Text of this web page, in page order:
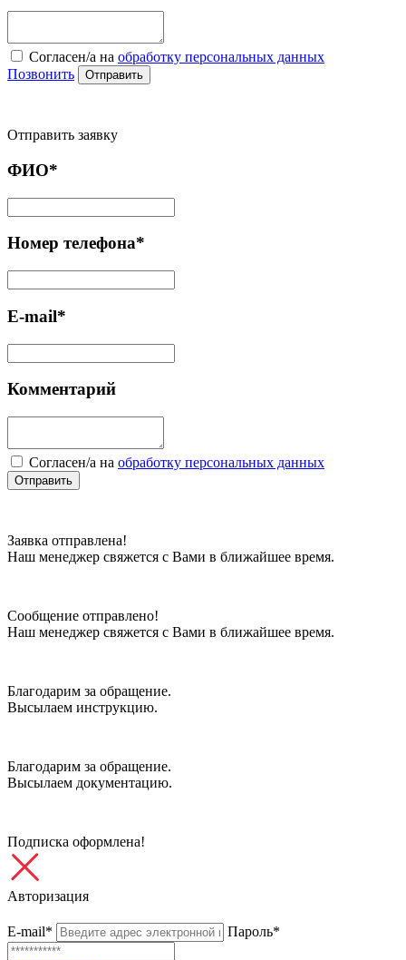
Cогласен/а на обработку персональных данных
Позвонить
Отправить
Отправить заявку
ФИО*
Номер телефона*
E-mail*
Комментарий
Cогласен/а на обработку персональных данных
Отправить
Заявка отправлена!
Наш менеджер свяжется с Вами в ближайшее время.
Сообщение отправлено!
Наш менеджер свяжется с Вами в ближайшее время.
Благодарим за обращение.
Высылаем инструкцию.
Благодарим за обращение.
Высылаем документацию.
Подписка оформлена!
Авторизация
E-mail* Пароль*